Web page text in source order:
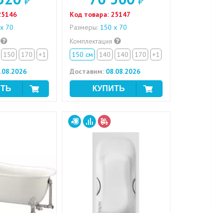
70
150 170
+1
Код товара: 25147
Размеры: 150 х 70
Комплектация
150 см
140 140 170
+1
Доставим: 08.08.2026